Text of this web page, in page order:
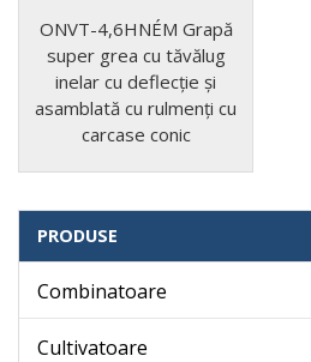
ONVT-4,6HNÉM Grapă
super grea cu tăvălug
inelar cu deflecție și
asamblată cu rulmenți cu
carcase conic
PRODUSE
Combinatoare
Cultivatoare